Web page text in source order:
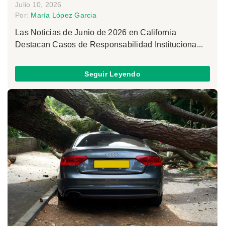
Julio 10, 2026
Por: María López Garcia
Las Noticias de Junio de 2026 en California
Destacan Casos de Responsabilidad Instituciona...
Seguir Leyendo